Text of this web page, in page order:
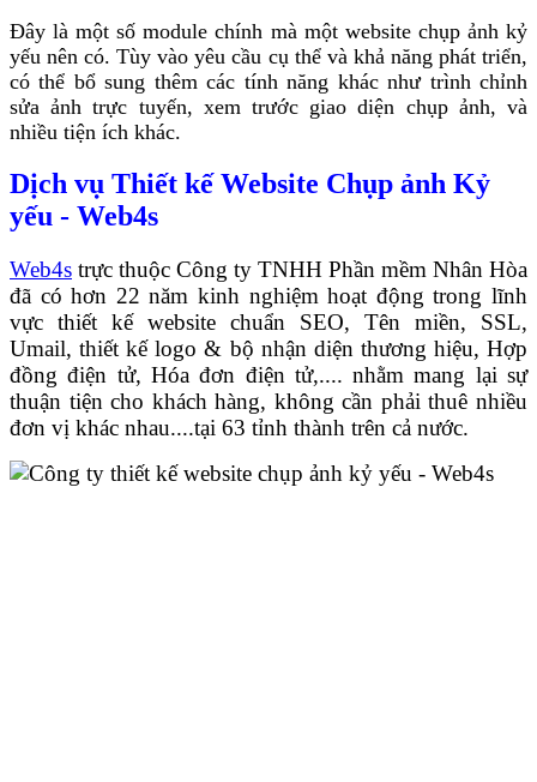
Đây là một số module chính mà một website chụp ảnh kỷ
yếu nên có. Tùy vào yêu cầu cụ thể và khả năng phát triển,
có thể bổ sung thêm các tính năng khác như trình chỉnh
sửa ảnh trực tuyến, xem trước giao diện chụp ảnh, và
nhiều tiện ích khác.
Dịch vụ Thiết kế Website Chụp ảnh Kỷ
yếu - Web4s
Web4s trực thuộc Công ty TNHH Phần mềm Nhân Hòa
đã có hơn 22 năm kinh nghiệm hoạt động trong lĩnh
vực thiết kế website chuẩn SEO, Tên miền, SSL,
Umail, thiết kế logo & bộ nhận diện thương hiệu, Hợp
đồng điện tử, Hóa đơn điện tử,.... nhằm mang lại sự
thuận tiện cho khách hàng, không cần phải thuê nhiều
đơn vị khác nhau....tại 63 tỉnh thành trên cả nước.